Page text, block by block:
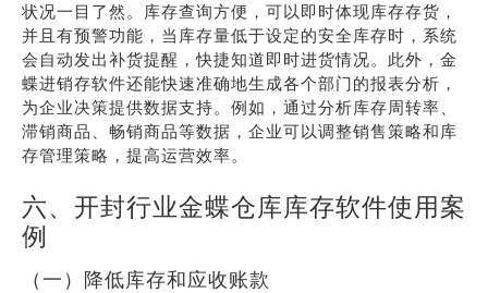
状况一目了然。库存查询方便，可以即时体现库存存货，
并且有预警功能，当库存量低于设定的安全库存时，系统
会自动发出补货提醒，快捷知道即时进货情况。此外，金
蝶进销存软件还能快速准确地生成各个部门的报表分析，
为企业决策提供数据支持。例如，通过分析库存周转率、
滞销商品、畅销商品等数据，企业可以调整销售策略和库
存管理策略，提高运营效率。
六、开封行业金蝶仓库库存软件使用案
例
（一）降低库存和应收账款